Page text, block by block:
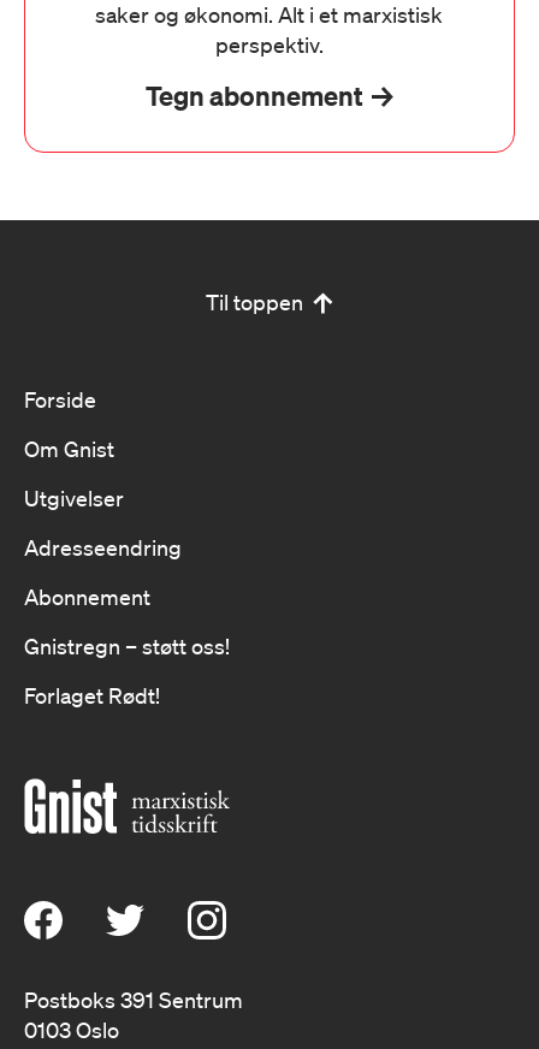
saker og økonomi. Alt i et marxistisk
perspektiv.
Tegn abonnement
Til toppen
Forside
Om Gnist
Utgivelser
Adresseendring
Abonnement
Gnistregn – støtt oss!
Forlaget Rødt!
Postboks 391 Sentrum
0103 Oslo